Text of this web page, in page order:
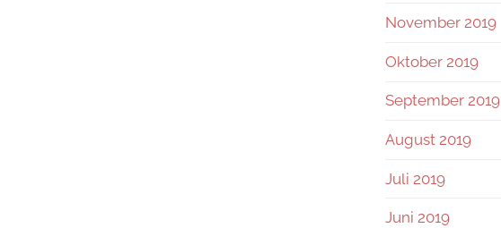
November 2019
Oktober 2019
September 2019
August 2019
Juli 2019
Juni 2019